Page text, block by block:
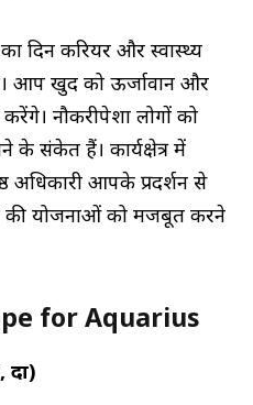
दिन करियर और स्वास्थ्य
आप खुद को ऊर्जावान और
नौकरीपेशा लोगों को
के संकेत हैं। कार्यक्षेत्र में
अधिकारी आपके प्रदर्शन से
की योजनाओं को मजबूत करने
for Aquarius
दा)